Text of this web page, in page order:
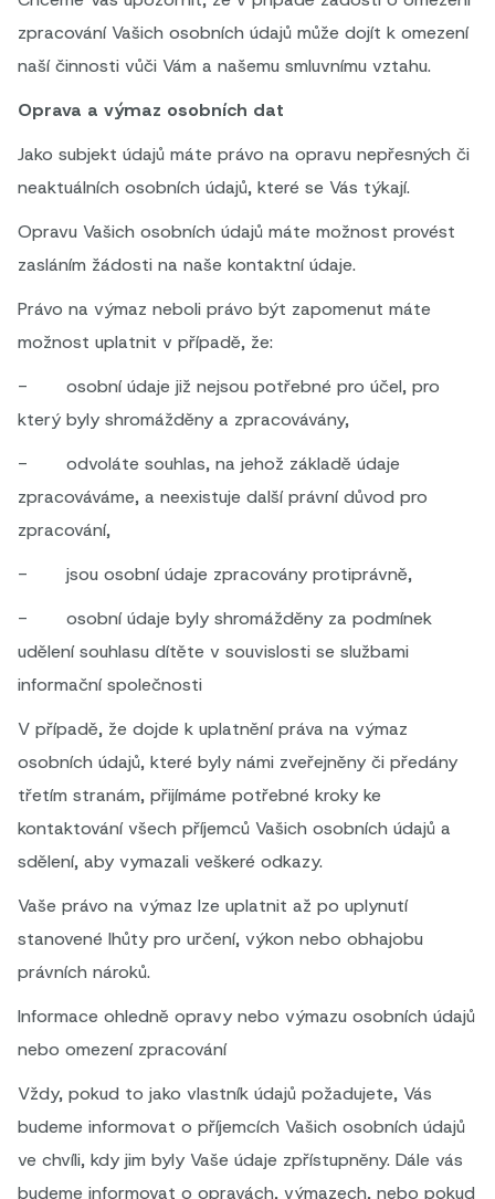
zpracování Vašich osobních údajů může dojít k omezení
naší činnosti vůči Vám a našemu smluvnímu vztahu.
Oprava a výmaz osobních dat
Jako subjekt údajů máte právo na opravu nepřesných či
neaktuálních osobních údajů, které se Vás týkají.
Opravu Vašich osobních údajů máte možnost provést
zasláním žádosti na naše kontaktní údaje.
Právo na výmaz neboli právo být zapomenut máte
možnost uplatnit v případě, že:
- osobní údaje již nejsou potřebné pro účel, pro
který byly shromážděny a zpracovávány,
- odvoláte souhlas, na jehož základě údaje
zpracováváme, a neexistuje další právní důvod pro
zpracování,
- jsou osobní údaje zpracovány protiprávně,
- osobní údaje byly shromážděny za podmínek
udělení souhlasu dítěte v souvislosti se službami
informační společnosti
V případě, že dojde k uplatnění práva na výmaz
osobních údajů, které byly námi zveřejněny či předány
třetím stranám, přijímáme potřebné kroky ke
kontaktování všech příjemců Vašich osobních údajů a
sdělení, aby vymazali veškeré odkazy.
Vaše právo na výmaz lze uplatnit až po uplynutí
stanovené lhůty pro určení, výkon nebo obhajobu
právních nároků.
Informace ohledně opravy nebo výmazu osobních údajů
nebo omezení zpracování
Vždy, pokud to jako vlastník údajů požadujete, Vás
budeme informovat o příjemcích Vašich osobních údajů
ve chvíli, kdy jim byly Vaše údaje zpřístupněny. Dále vás
budeme informovat o opravách, výmazech, nebo pokud